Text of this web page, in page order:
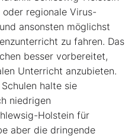
regionale Virus-
ansonsten möglichst
zu fahren. Das
besser vorbereitet,
Unterricht anzubieten.
halte sie
niedrigen
Holstein für
aber die dringende